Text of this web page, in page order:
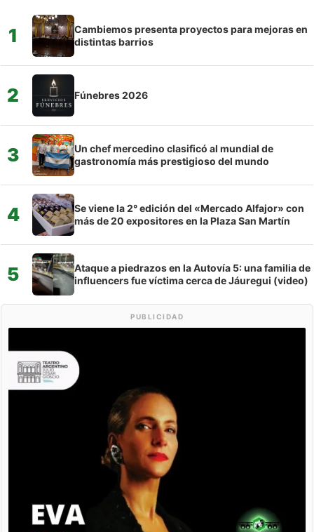
1
Cambiemos presenta proyectos para mejoras en
distintas barrios
2 Fúnebres 2026
3
Un chef mercedino clasificó al mundial de
gastronomía más prestigioso del mundo
4
Se viene la 2° edición del «Mercado Alfajor» con
más de 20 expositores en la Plaza San Martín
5
Ataque a piedrazos en la Autovía 5: una familia de
influencers fue víctima cerca de Jáuregui (video)
PUBLICIDAD